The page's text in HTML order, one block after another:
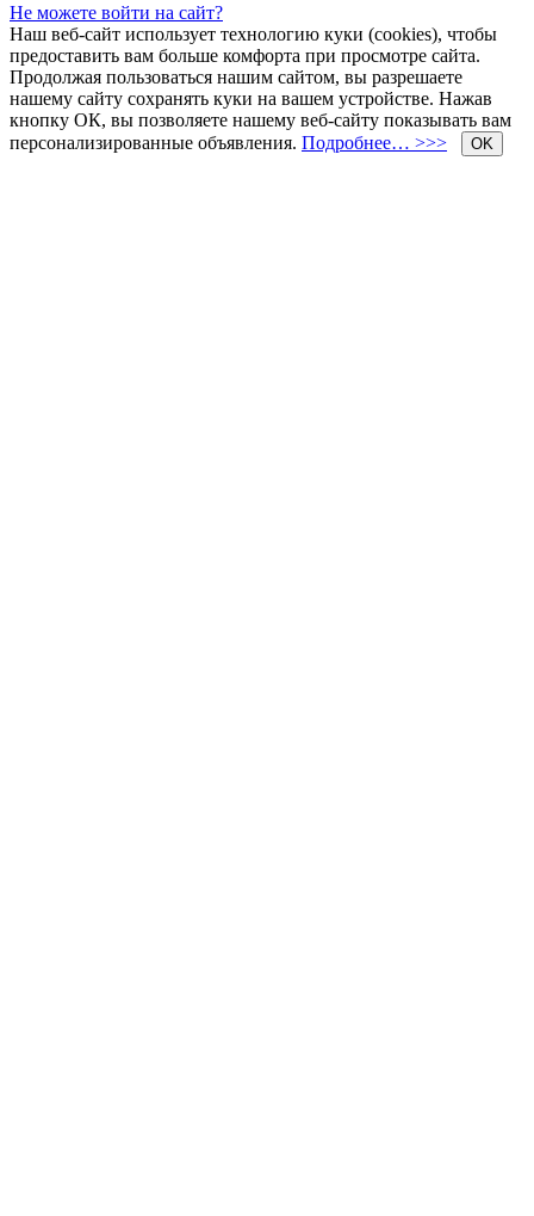
Не можете войти на сайт?
Наш веб-сайт использует технологию куки (cookies), чтобы
предоставить вам больше комфорта при просмотре сайта.
Продолжая пользоваться нашим сайтом, вы разрешаете
нашему сайту сохранять куки на вашем устройстве. Нажав
кнопку ОК, вы позволяете нашему веб-сайту показывать вам
персонализированные объявления. Подробнее… >>> OK